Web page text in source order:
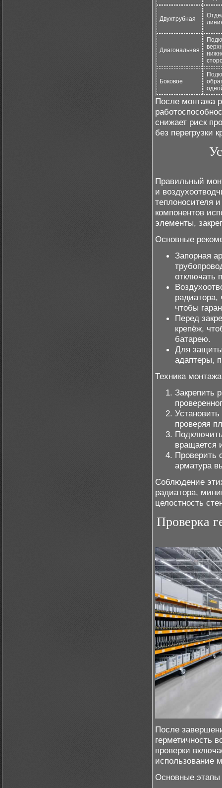
Двухтрубная
Диагональная
Боковое
После монтажа
снижает риск
без перегрузки
Правильный
и
теплоносителя
компонентов
элементы,
Основные
Запорная
отключать
радиатора,
чтобы
Перед
крепёж,
батарею.
Для защиты
адаптеры,
Техника
Закрепить
проверяя
вращается
Проверить
арматура
Соблюдение
радиатора,
целостность
Проверка
После
герметичность
проверки
использование
Основные этапы